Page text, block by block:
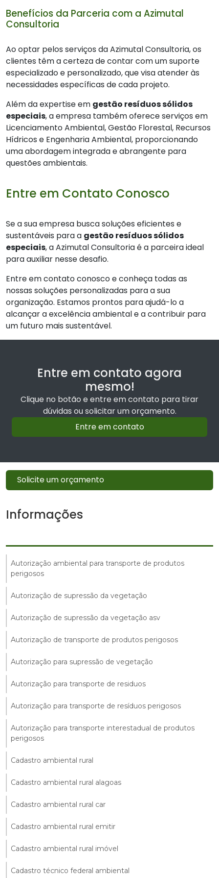
Benefícios da Parceria com a Azimutal
Consultoria
Ao optar pelos serviços da Azimutal Consultoria, os
clientes têm a certeza de contar com um suporte
especializado e personalizado, que visa atender às
necessidades específicas de cada projeto.
Além da expertise em gestão resíduos sólidos
especiais, a empresa também oferece serviços em
Licenciamento Ambiental, Gestão Florestal, Recursos
Hídricos e Engenharia Ambiental, proporcionando
uma abordagem integrada e abrangente para
questões ambientais.
Entre em Contato Conosco
Se a sua empresa busca soluções eficientes e
sustentáveis para a gestão resíduos sólidos
especiais, a Azimutal Consultoria é a parceira ideal
para auxiliar nesse desafio.
Entre em contato conosco e conheça todas as
nossas soluções personalizadas para a sua
organização. Estamos prontos para ajudá-lo a
alcançar a excelência ambiental e a contribuir para
um futuro mais sustentável.
Entre em contato agora
mesmo!
Clique no botão e entre em contato para tirar
dúvidas ou solicitar um orçamento.
Entre em contato
Solicite um orçamento
Informações
Autorização ambiental para transporte de produtos
perigosos
Autorização de supressão da vegetação
Autorização de supressão da vegetação asv
Autorização de transporte de produtos perigosos
Autorização para supressão de vegetação
Autorização para transporte de residuos
Autorização para transporte de resíduos perigosos
Autorização para transporte interestadual de produtos
perigosos
Cadastro ambiental rural
Cadastro ambiental rural alagoas
Cadastro ambiental rural car
Cadastro ambiental rural emitir
Cadastro ambiental rural imóvel
Cadastro técnico federal ambiental